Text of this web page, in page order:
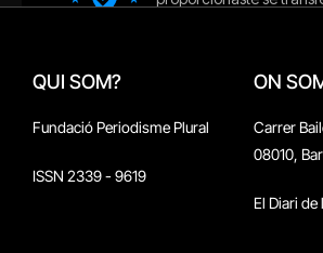
QUI SOM?
Fundació Periodisme Plural
ISSN 2339 - 9619
ON
Carrer
08010,
El Diari